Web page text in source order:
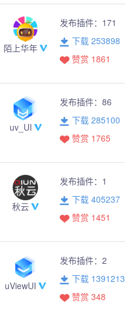
陌上华年
发布插件： 171
下载 253898
赞赏 1861
uv_UI
发布插件： 86
下载 285100
赞赏 1765
秋云
发布插件： 1
下载 405237
赞赏 1451
uViewUI
发布插件： 2
下载 1391213
赞赏 348